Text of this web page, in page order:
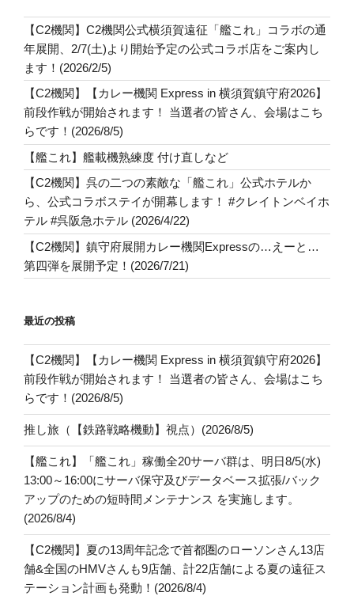
【C2機関】C2機関公式横須賀遠征「艦これ」コラボの通
年展開、2/7(土)より開始予定の公式コラボ店をご案内し
ます！(2026/2/5)
【C2機関】【カレー機関 Express in 横須賀鎮守府2026】
前段作戦が開始されます！ 当選者の皆さん、会場はこち
らです！(2026/8/5)
【艦これ】艦載機熟練度 付け直しなど
【C2機関】呉の二つの素敵な「艦これ」公式ホテルか
ら、公式コラボステイが開幕します！ #クレイトンベイホ
テル #呉阪急ホテル (2026/4/22)
【C2機関】鎮守府展開カレー機関Expressの…えーと…
第四弾を展開予定！(2026/7/21)
最近の投稿
【C2機関】【カレー機関 Express in 横須賀鎮守府2026】
前段作戦が開始されます！ 当選者の皆さん、会場はこち
らです！(2026/8/5)
推し旅（【鉄路戦略機動】視点）(2026/8/5)
【艦これ】「艦これ」稼働全20サーバ群は、明日8/5(水)
13:00～16:00にサーバ保守及びデータベース拡張/バック
アップのための短時間メンテナンス を実施します。
(2026/8/4)
【C2機関】夏の13周年記念で首都圏のローソンさん13店
舗&全国のHMVさんも9店舗、計22店舗による夏の遠征ス
テーション計画も発動！(2026/8/4)